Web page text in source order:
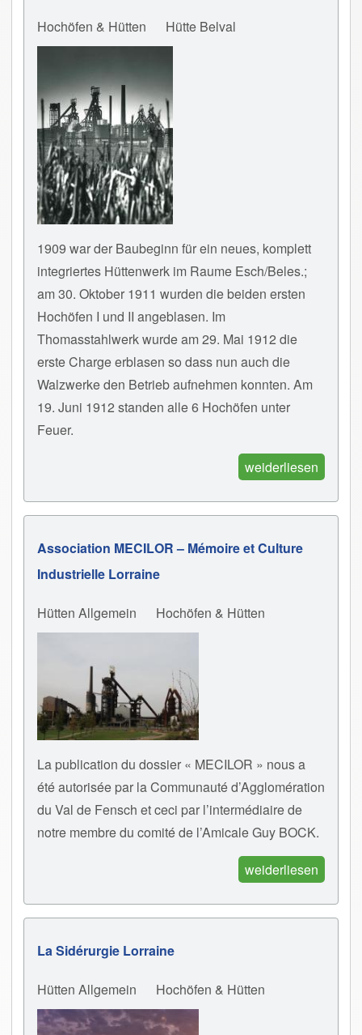
Hochöfen & Hütten Hütte Belval
1909 war der Baubeginn für ein neues, komplett
integriertes Hüttenwerk im Raume Esch/Beles.;
am 30. Oktober 1911 wurden die beiden ersten
Hochöfen I und II angeblasen. Im
Thomasstahlwerk wurde am 29. Mai 1912 die
erste Charge erblasen so dass nun auch die
Walzwerke den Betrieb aufnehmen konnten. Am
19. Juni 1912 standen alle 6 Hochöfen unter
Feuer.
weiderliesen
Association MECILOR – Mémoire et Culture
Industrielle Lorraine
Hütten Allgemein Hochöfen & Hütten
La publication du dossier « MECILOR » nous a
été autorisée par la Communauté d’Agglomération
du Val de Fensch et ceci par l’intermédiaire de
notre membre du comité de l’Amicale Guy BOCK.
weiderliesen
La Sidérurgie Lorraine
Hütten Allgemein Hochöfen & Hütten